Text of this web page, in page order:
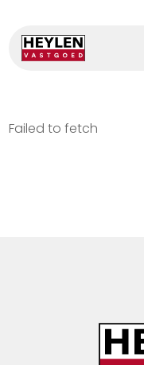
Failed to fetch